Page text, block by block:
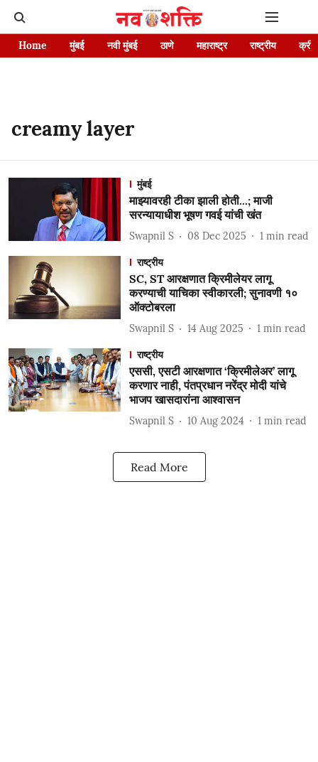
Home मुंबई नवी मुंबई ठाणे महाराष्ट्र राष्ट्रीय
creamy layer
मुंबई
माझ्यावरही टीका झाली होती...; माजी
सरन्यायाधीश भूषण गवई यांची खंत
Swapnil S 08 Dec 2025 1 min read
राष्ट्रीय
SC, ST आरक्षणात क्रिमीलेयर लागू
करण्याची याचिका स्वीकारली; सुनावणी १०
ऑक्टोबरला
Swapnil S 14 Aug 2025 1 min read
राष्ट्रीय
एससी, एसटी आरक्षणात ‘क्रिमीलेअर’ लागू
करणार नाही, पंतप्रधान नरेंद्र मोदी यांचे
भाजप खासदारांना आश्वासन
Swapnil S 10 Aug 2024 1 min read
Read More